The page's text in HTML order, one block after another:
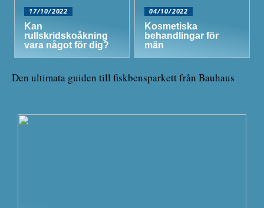
17/10/2022
Kan
rullskridskoåkning
vara något för dig?
04/10/2022
Kosmetiska
behandlingar för
män
Den ultimata guiden till fiskbensparkett från Bauhaus